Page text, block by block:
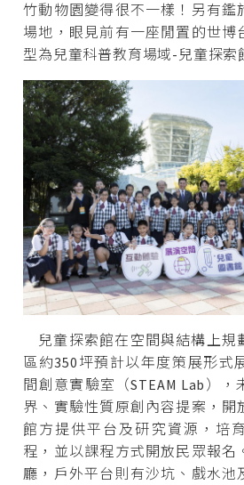
竹動物園變得很不一樣！另有鑑
場地，眼見前有一座閒置的世博
型為兒童科普教育場域-兒童探索
兒童探索館在空間與結構上規
區約350坪預計以年度策展形式
間創意實驗室（STEAM Lab）
界、實驗性質原創內容提案，開
館方提供平台及研究資源，培
程，並以課程方式開放民眾報名
廳，戶外平台則有沙坑、戲水池